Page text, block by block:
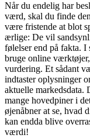
Når du endelig har
værd, skal du finde
være fristende at blot
ærlige: De vil
følelser end på fakta. I
bruge online
vurdering. Et sådant
indtaster oplysninger
aktuelle markedsdata.
mange hovedpiner i
øjenåbner at se, hvad
kan endda blive
værdi!